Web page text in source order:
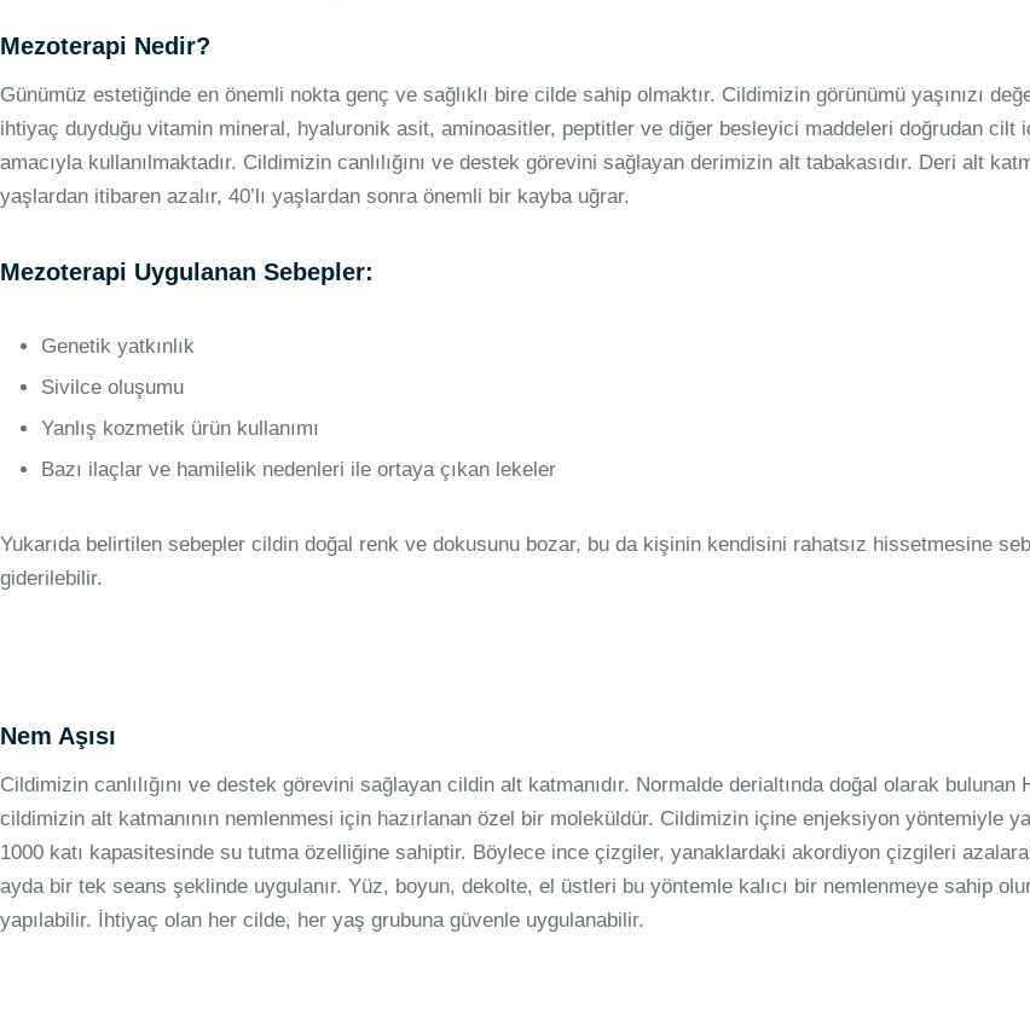
Mezoterapi Nedir?
Günümüz estetiğinde en önemli nokta genç ve sağlıklı bire cilde sahip olmaktır. Cildimizin görünümü yaşınızı
ihtiyaç duyduğu vitamin mineral, hyaluronik asit, aminoasitler, peptitler ve diğer besleyici maddeleri doğrudan cilt
amacıyla kullanılmaktadır. Cildimizin canlılığını ve destek görevini sağlayan derimizin alt tabakasıdır. Deri alt
yaşlardan itibaren azalır, 40’lı yaşlardan sonra önemli bir kayba uğrar.
Mezoterapi Uygulanan Sebepler:
Genetik yatkınlık
Sivilce oluşumu
Yanlış kozmetik ürün kullanımı
Bazı ilaçlar ve hamilelik nedenleri ile ortaya çıkan lekeler
Yukarıda belirtilen sebepler cildin doğal renk ve dokusunu bozar, bu da kişinin kendisini rahatsız hissetmesine
giderilebilir.
Nem Aşısı
Cildimizin canlılığını ve destek görevini sağlayan cildin alt katmanıdır. Normalde derialtında doğal olarak
cildimizin alt katmanının nemlenmesi için hazırlanan özel bir moleküldür. Cildimizin içine enjeksiyon yöntemiyle
1000 katı kapasitesinde su tutma özelliğine sahiptir. Böylece ince çizgiler, yanaklardaki akordiyon çizgileri
ayda bir tek seans şeklinde uygulanır. Yüz, boyun, dekolte, el üstleri bu yöntemle kalıcı bir nemlenmeye sahip
yapılabilir. İhtiyaç olan her cilde, her yaş grubuna güvenle uygulanabilir.